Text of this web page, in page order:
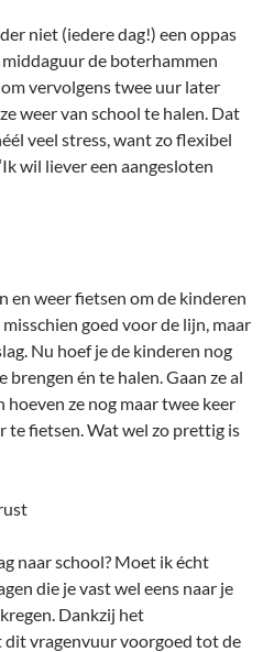
niet (iedere dag!) een oppas
de boterhammen
vervolgens twee uur later
weer van school te halen. Dat
veel stress, want zo flexibel
wil liever een aangesloten
en weer fietsen om de kinderen
goed voor de lijn, maar
Nu hoef je de kinderen nog
brengen én te halen. Gaan ze al
hoeven ze nog maar twee keer
te fietsen. Wat wel zo prettig is
naar school? Moet ik écht
die je vast wel eens naar je
Dankzij het
vragenvuur voorgoed tot de